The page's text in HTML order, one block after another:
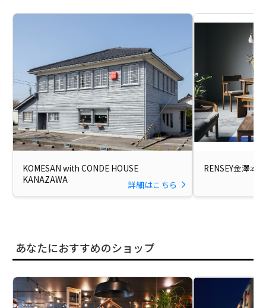
KOMESAN with CONDE HOUSE
KANAZAWA
詳細はこちら
RENSEY金澤本店
あなたにおすすめのショップ